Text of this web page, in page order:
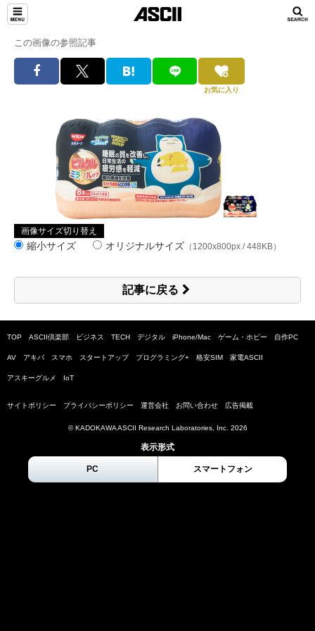
この画像の参照記事
お気に入り
画像サイズ切り替え
縮小サイズ オリジナルサイズ （1200x800px / 448KB）
記事に戻る
TOP ASCII倶楽部 ビジネス TECH デジタル iPhone/Mac ゲーム・ホビー 自作PC
AV アキバ スマホ スタートアップ プログラミング+ 格安SIM 家電ASCII
アスキーグルメ IoT
サイトポリシー プライバシーポリシー 運営会社 お問い合わせ 広告掲載
© KADOKAWA ASCII Research Laboratories, Inc. 2026
表示形式
PC スマートフォン